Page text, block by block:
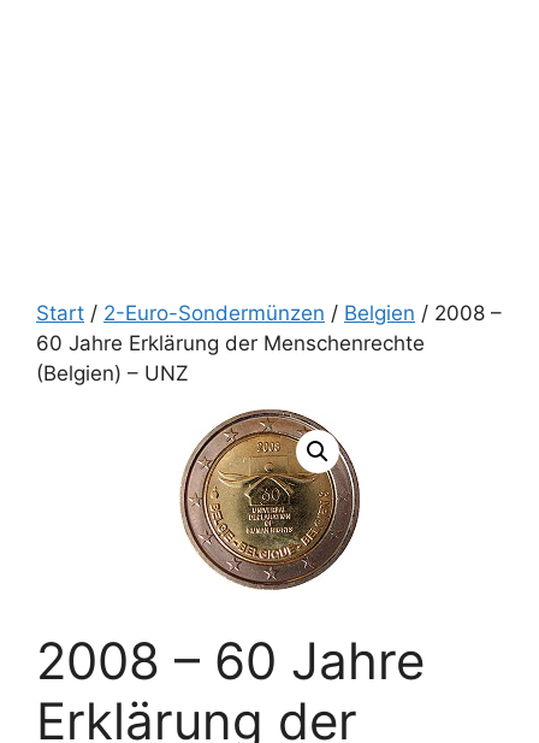
Start / 2-Euro-Sondermünzen / Belgien / 2008 –
60 Jahre Erklärung der Menschenrechte
(Belgien) – UNZ
2008 – 60 Jahre
Erklärung der